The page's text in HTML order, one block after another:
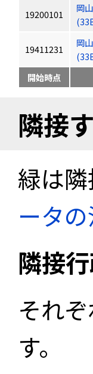
19200101
岡
19411231
岡
開始時点
隣接
緑は
ータ
隣接
それ
す。